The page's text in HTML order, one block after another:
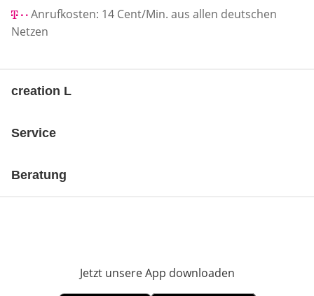
Anrufkosten: 14 Cent/Min. aus allen deutschen
Netzen
creation L
Service
Beratung
Jetzt unsere App downloaden